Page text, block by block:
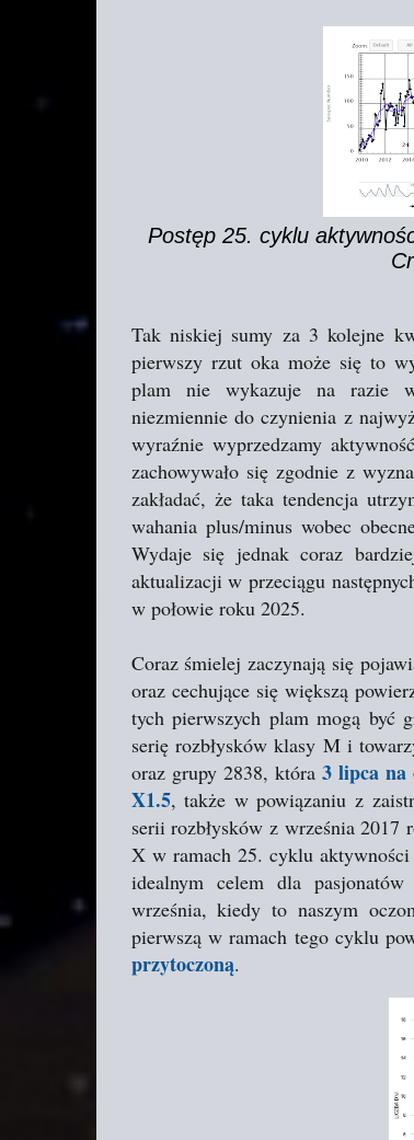
Postęp 25. cyklu
Tak niskiej sumy za 3 kolejne
pierwszy rzut oka może się to
plam nie wykazuje na razie
niezmiennie do czynienia z
wyraźnie wyprzedzamy
zachowywało się zgodnie z
zakładać, że taka tendencja
wahania plus/minus wobec
Wydaje się jednak coraz
aktualizacji w przeciągu
w połowie roku 2025.
Coraz śmielej zaczynają się
oraz cechujące się większą
tych pierwszych plam mogą być
serię rozbłysków klasy M i
oraz grupy 2838, która 3 lipca na
X1.5, także w powiązaniu z
serii rozbłysków z września
X w ramach 25. cyklu aktywności
idealnym celem dla pasjonatów
września, kiedy to naszym
pierwszą w ramach tego cyklu
przytoczoną.